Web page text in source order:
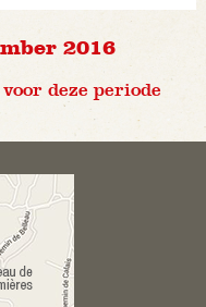
2016
deze periode